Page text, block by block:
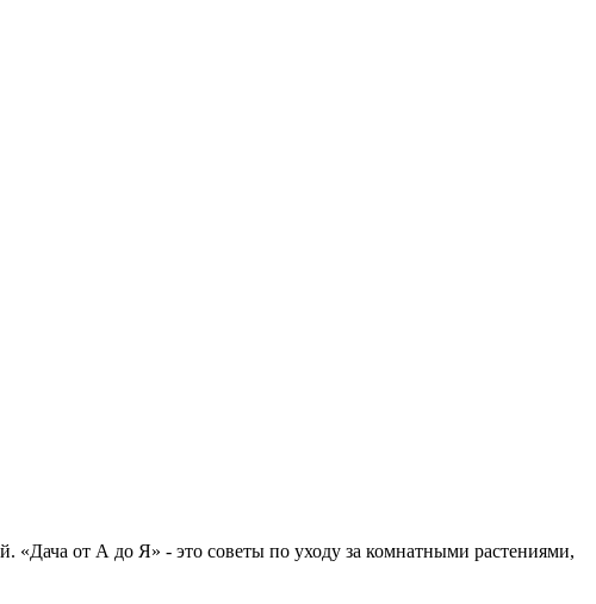
«Дача от А до Я» - это советы по уходу за комнатными растениями,